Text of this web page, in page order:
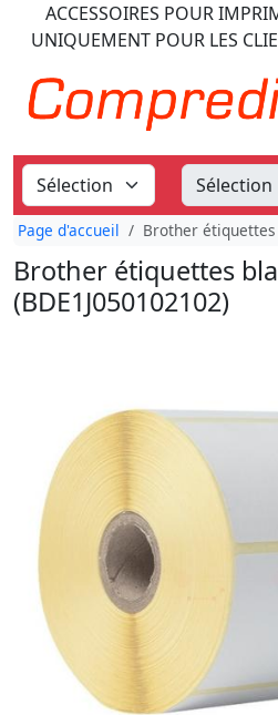
ACCESSOIRES POUR
UNIQUEMENT POUR LES
Page d'accueil Brother étiquettes
Brother étiquettes
(BDE1J050102102)